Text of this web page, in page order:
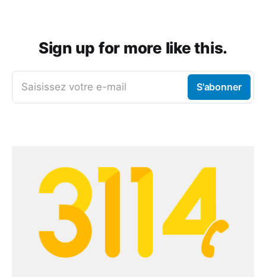
Sign up for more like this.
Saisissez votre e-mail S'abonner